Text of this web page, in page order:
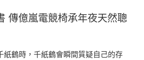
傳億嵐電競椅承年夜天然聰
紙鶴時，千紙鶴會瞬間質疑自己的存